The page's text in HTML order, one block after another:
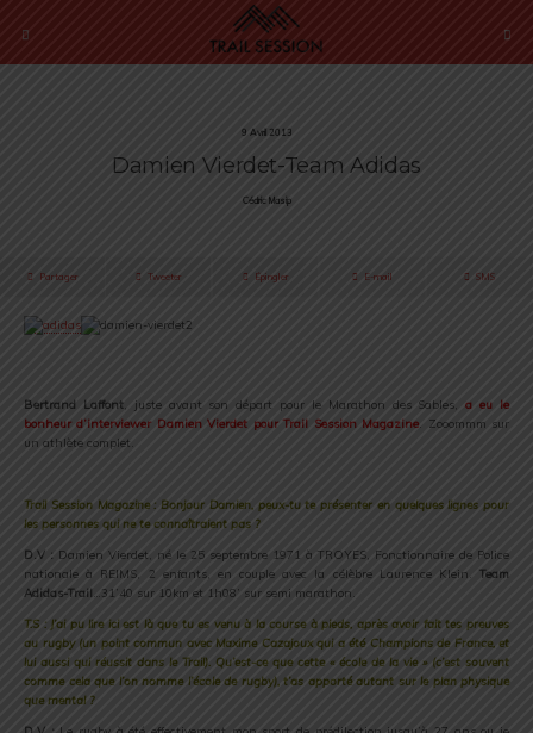
9 Avril 2013
Damien Vierdet-Team Adidas
Cédric Masip
Partager Tweeter Épingler E-mail SMS
Bertrand Laffont, juste avant son départ pour le Marathon des Sables,a eu le
bonheur d’interviewer Damien Vierdet pour Trail Session Magazine. Zooommm sur
un athlète complet.
Trail Session Magazine : Bonjour Damien, peux-tu te présenter en quelques lignes pour
les personnes qui ne te connaîtraient pas ?
D.V : Damien Vierdet, né le 25 septembre 1971 à TROYES, Fonctionnaire de Police
nationale à REIMS, 2 enfants, en couple avec la célèbre Laurence Klein. Team
Adidas-Trail …31’40 sur 10km et 1h08’ sur semi marathon.
T.S : J’ai pu lire ici est là que tu es venu à la course à pieds, après avoir fait tes preuves
au rugby (un point commun avec Maxime Cazajoux qui a été Champions de France, et
lui aussi qui réussit dans le Trail). Qu’est-ce que cette « école de la vie » (c’est souvent
comme cela que l’on nomme l’école de rugby), t’as apporté autant sur le plan physique
que mental ?